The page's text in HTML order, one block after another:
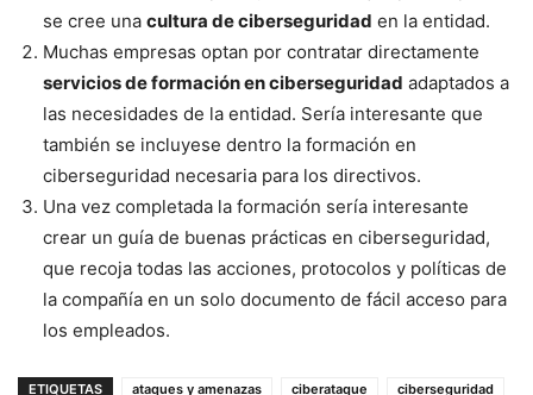
se cree una cultura de ciberseguridad en la entidad.
Muchas empresas optan por contratar directamente
servicios de formación en ciberseguridad adaptados a
las necesidades de la entidad. Sería interesante que
también se incluyese dentro la formación en
ciberseguridad necesaria para los directivos.
Una vez completada la formación sería interesante
crear un guía de buenas prácticas en ciberseguridad,
que recoja todas las acciones, protocolos y políticas de
la compañía en un solo documento de fácil acceso para
los empleados.
ETIQUETAS ataques y amenazas ciberataque ciberseguridad